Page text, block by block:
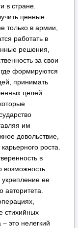
в стране.
ценные
только в армии,
работать в
решения,
за свои
формируются
принимать
целей.
им
довольствие,
роста.
в
возможность
укрепление ее
стихийных
это нелегкий